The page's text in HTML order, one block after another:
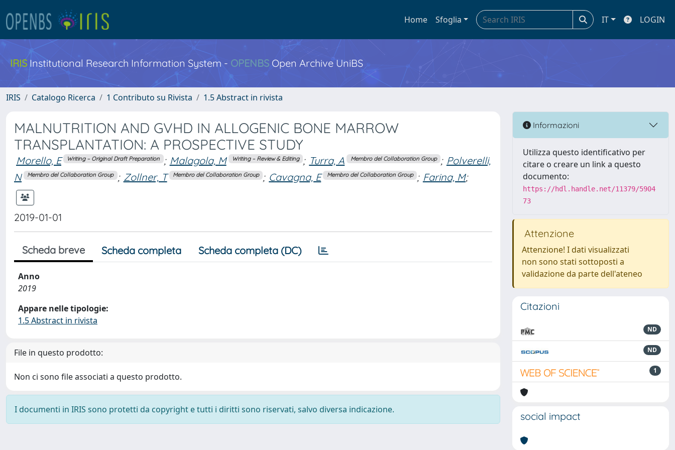
Home Sfoglia IT LOGIN
IRIS Institutional Research Information System - OPENBS Open Archive UniBS
IRIS Catalogo Ricerca 1 Contributo su Rivista 1.5 Abstract in rivista
MALNUTRITION AND GVHD IN ALLOGENIC BONE MARROW
TRANSPLANTATION: A PROSPECTIVE STUDY
Morello, E Writing – Original Draft Preparation ; Malagola, M Writing – Review & Editing ; Turra, A Membro del Collaboration Group ; Polverelli,
N
Membro del Collaboration Group ; Zollner, T Membro del Collaboration Group ; Cavagna, E Membro del Collaboration Group ; Farina, M;
2019-01-01
Scheda breve Scheda completa Scheda completa (DC)
Anno
2019
Appare nelle tipologie:
1.5 Abstract in rivista
File in questo prodotto:
Non ci sono file associati a questo prodotto.
I documenti in IRIS sono protetti da copyright e tutti i diritti sono riservati, salvo diversa indicazione.
Informazioni
Utilizza questo identificativo per
citare o creare un link a questo
documento:
https://hdl.handle.net/11379/5904
73
Attenzione
Attenzione! I dati visualizzati
non sono stati sottoposti a
validazione da parte dell'ateneo
Citazioni
ND
ND
1
social impact